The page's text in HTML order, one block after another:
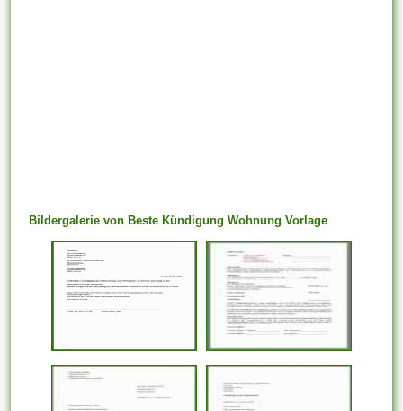
Bildergalerie von Beste Kündigung Wohnung Vorlage